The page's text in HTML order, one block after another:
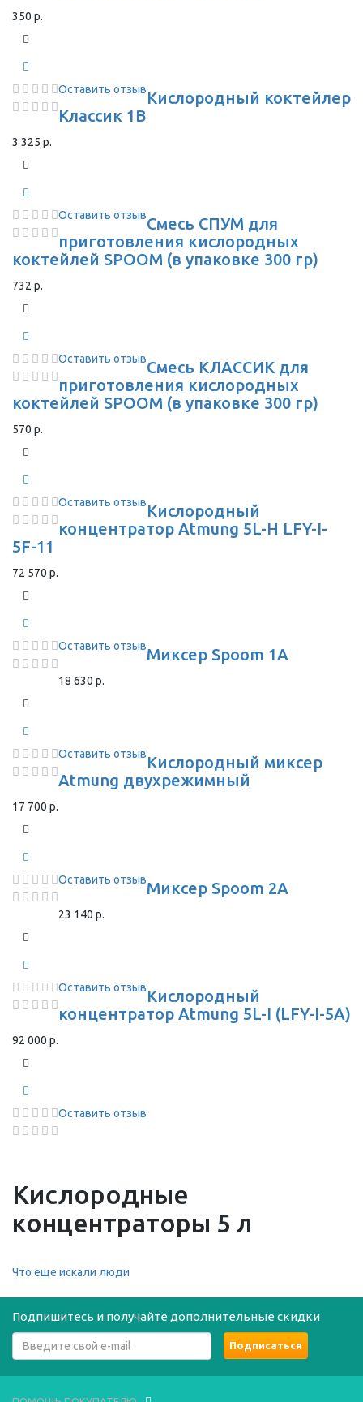
350 р.
Оставить отзывКислородный коктейлер
Классик 1В
3 325 р.
Оставить отзывСмесь СПУМ для
приготовления кислородных
коктейлей SPOOM (в упаковке 300 гр)
732 р.
Оставить отзывСмесь КЛАССИК для
приготовления кислородных
коктейлей SPOOM (в упаковке 300 гр)
570 р.
Оставить отзывКислородный
концентратор Atmung 5L-H LFY-I-
5F-11
72 570 р.
Оставить отзывМиксер Spoom 1A
18 630 р.
Оставить отзывКислородный миксер
Atmung двухрежимный
17 700 р.
Оставить отзывМиксер Spoom 2A
23 140 р.
Оставить отзывКислородный
концентратор Atmung 5L-I (LFY-I-5A)
92 000 р.
Оставить отзыв
Кислородные
концентраторы 5 л
Что еще искали люди
Подпишитесь и получайте дополнительные скидки